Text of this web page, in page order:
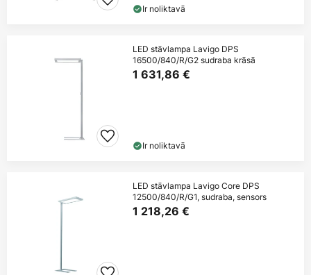
Ir noliktavā
LED stāvlampa Lavigo DPS
16500/840/R/G2 sudraba krāsā
1 631,86 €
Ir noliktavā
LED stāvlampa Lavigo Core DPS
12500/840/R/G1, sudraba, sensors
1 218,26 €